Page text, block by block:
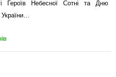
Героїв Небесної Сотні та Дню
України…